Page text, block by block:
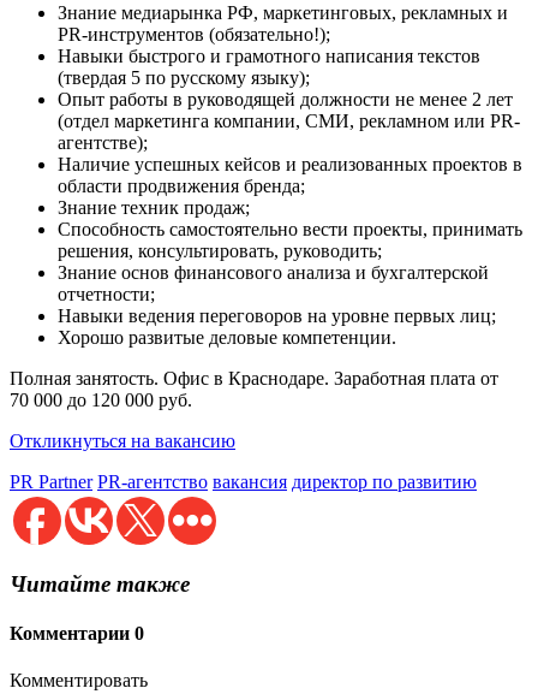
Знание медиарынка РФ, маркетинговых, рекламных и
PR-инструментов (обязательно!);
Навыки быстрого и грамотного написания текстов
(твердая 5 по русскому языку);
Опыт работы в руководящей должности не менее 2 лет
(отдел маркетинга компании, СМИ, рекламном или PR-
агентстве);
Наличие успешных кейсов и реализованных проектов в
области продвижения бренда;
Знание техник продаж;
Способность самостоятельно вести проекты, принимать
решения, консультировать, руководить;
Знание основ финансового анализа и бухгалтерской
отчетности;
Навыки ведения переговоров на уровне первых лиц;
Хорошо развитые деловые компетенции.
Полная занятость. Офис в Краснодаре. Заработная плата от
70 000 до 120 000 руб.
Откликнуться на вакансию
PR Partner PR-агентство вакансия директор по развитию
Читайте также
Комментарии 0
Комментировать